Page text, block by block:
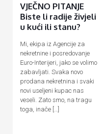
VJEČNO PITANJE
Biste li radije živjeli
u kući ili stanu?
Mi, ekipa iz Agencije za
nekretnine i posredovanje
Euro-Interijeri, jako se volimo
zabavljati. Svaka novo
prodana nekretnina i svaki
novi useljeni kupac nas
veseli. Zato smo, na tragu
toga, inače […]